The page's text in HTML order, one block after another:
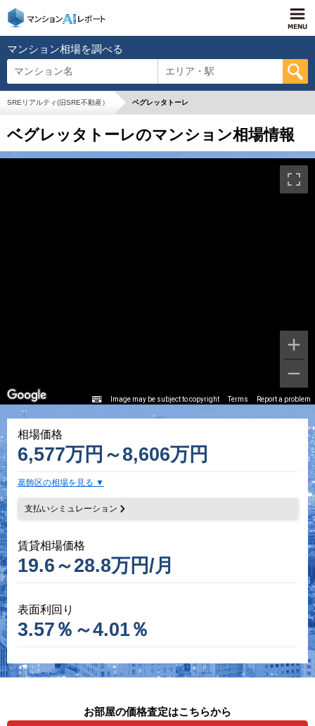
マンション相場を調べる
マンション名 エリア・駅
SREリアルティ(旧SRE不動産） ベグレッタトーレ
ベグレッタトーレのマンション相場情報
相場価格
6,577万円～8,606万円
葛飾区の相場を見る
支払いシミュレーション
賃貸相場価格
19.6～28.8万円/月
表面利回り
3.57％～4.01％
Image may be subject to copyright Terms Report a problem
お部屋の価格査定はこちらから